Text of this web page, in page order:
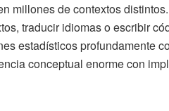
millones de contextos
traducir idiomas o escribir
estadísticos profundamente
conceptual enorme con